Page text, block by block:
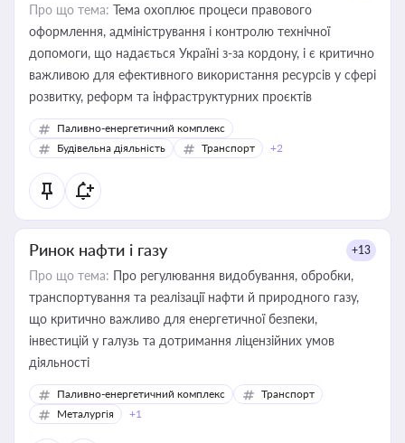
Про що тема: Тема охоплює процеси правового
оформлення, адміністрування і контролю технічної
допомоги, що надається Україні з-за кордону, і є критично
важливою для ефективного використання ресурсів у сфері
розвитку, реформ та інфраструктурних проєктів
Паливно-енергетичний комплекс
Будівельна діяльність
Транспорт +2
Ринок нафти і газу +13
Про що тема: Про регулювання видобування, обробки,
транспортування та реалізації нафти й природного газу,
що критично важливо для енергетичної безпеки,
інвестицій у галузь та дотримання ліцензійних умов
діяльності
Паливно-енергетичний комплекс
Транспорт
Металургія
+1